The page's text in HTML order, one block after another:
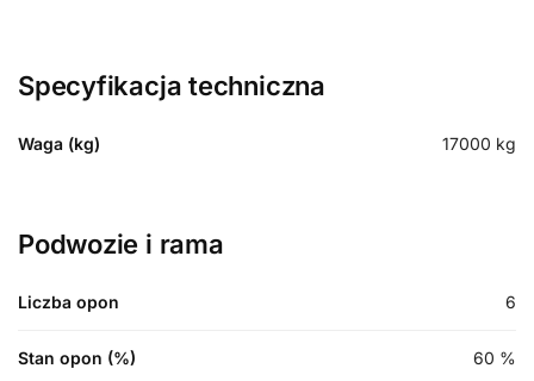
Specyfikacja techniczna
Waga (kg) 17000 kg
Podwozie i rama
Liczba opon 6
Stan opon (%) 60 %